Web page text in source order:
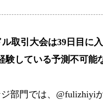
取引大会は39日目に
験している予測不可能
部門では、@fulizhiyi